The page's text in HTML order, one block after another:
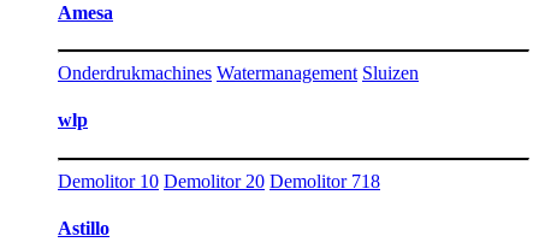
Amesa
Onderdrukmachines Watermanagement Sluizen
wlp
Demolitor 10 Demolitor 20 Demolitor 718
Astillo